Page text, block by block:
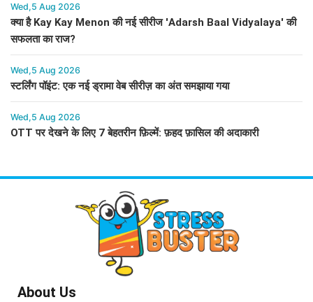
Wed,5 Aug 2026
क्या है Kay Kay Menon की नई सीरीज 'Adarsh Baal Vidyalaya' की
सफलता का राज?
Wed,5 Aug 2026
स्टर्लिंग पॉइंट: एक नई ड्रामा वेब सीरीज़ का अंत समझाया गया
Wed,5 Aug 2026
OTT पर देखने के लिए 7 बेहतरीन फ़िल्में: फ़हद फ़ासिल की अदाकारी
About Us